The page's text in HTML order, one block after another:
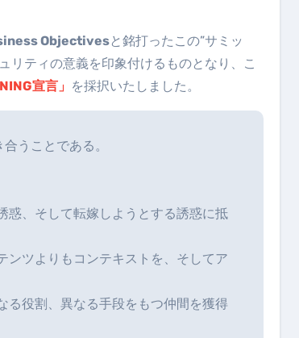
Objectivesと銘打ったこの”サミッ
リティの意義を印象付けるものとなり、こ
宣言」 を採択いたしました。
うことである。
惑、そして転嫁しようとする誘惑に抵
ンツよりもコンテキストを、そしてア
る役割、異なる手段をもつ仲間を獲得